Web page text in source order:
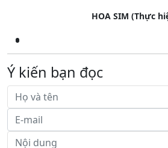
HOA SIM (Thực
Ý kiến bạn đọc